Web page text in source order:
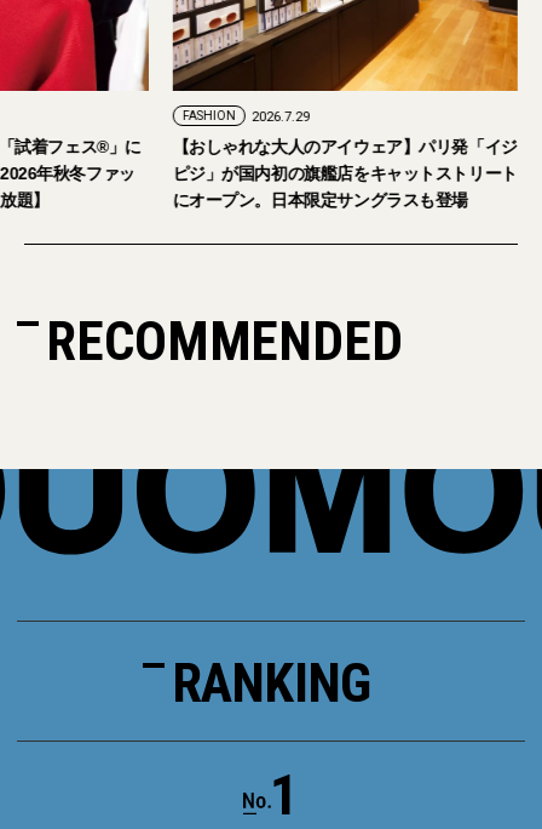
試着フェス®︎」に
年秋冬ファッ
題】
FASHION 2026.7.29
【おしゃれな大人のアイウェア】パリ発「イジ
ピジ」が国内初の旗艦店をキャットストリート
にオープン。日本限定サングラスも登場
RECOMMENDED
RANKING
1